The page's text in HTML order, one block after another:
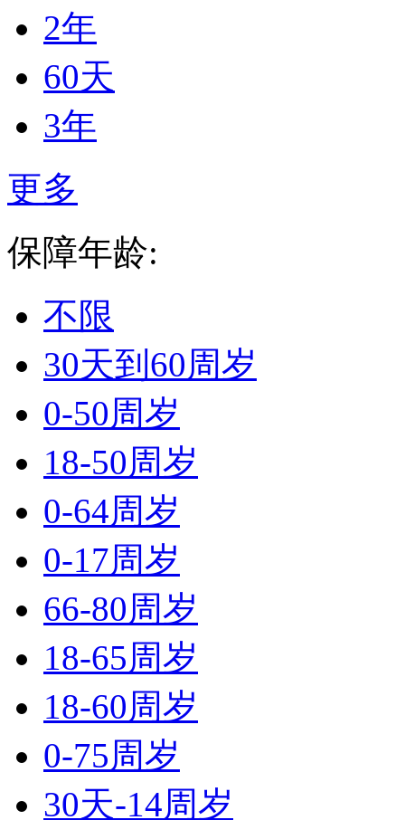
2年
60天
3年
更多
保障年龄:
不限
30天到60周岁
0-50周岁
18-50周岁
0-64周岁
0-17周岁
66-80周岁
18-65周岁
18-60周岁
0-75周岁
30天-14周岁